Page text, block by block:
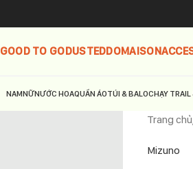
GOOD TO GODUSTEDDOMAISON
NAMNỮNƯỚC HOAQUẦN ÁOTÚI & BALOCHẠY
Trang chủ
Mizuno